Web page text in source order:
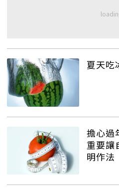
夏天吃
擔心過
重要讓
明作法